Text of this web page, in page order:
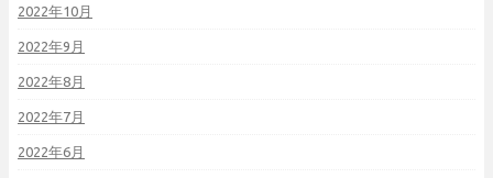
2022年10月
2022年9月
2022年8月
2022年7月
2022年6月